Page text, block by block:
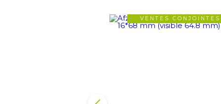
VENTES CONJOINTES